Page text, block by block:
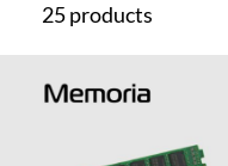
25 products